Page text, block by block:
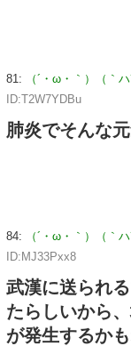
81: （´・ω・｀）（｀
ID:T2W7YDBu
肺炎でそんな
84: （´・ω・｀）（｀
ID:MJ33Pxx8
武漢に送られ
たらしいから
が発生するか